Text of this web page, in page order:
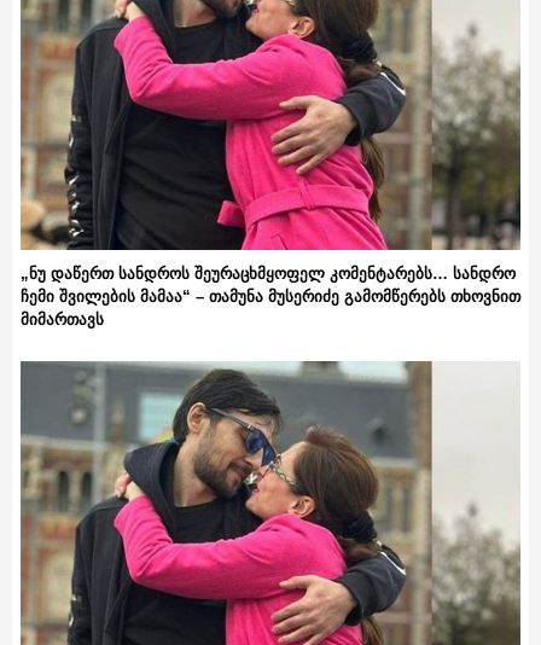
„ნუ დაწერთ სანდროს შეურაცხმყოფელ კომენტარებს… სანდრო
ჩემი შვილების მამაა“ – თამუნა მუსერიძე გამომწერებს თხოვნით
მიმართავს